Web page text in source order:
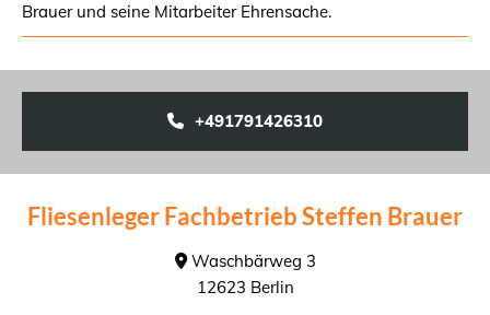
Brauer und seine Mitarbeiter Ehrensache.
+491791426310
Fliesenleger Fachbetrieb Steffen Brauer
Waschbärweg 3
12623 Berlin